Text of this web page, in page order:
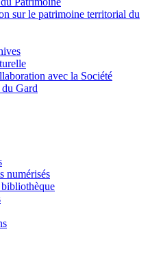
sur le patrimoine territorial du
avec la Société
Gard
numérisés